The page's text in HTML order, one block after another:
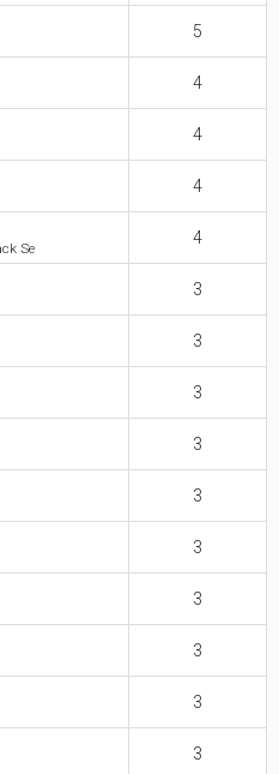
5
4
4
4
Se
4
3
3
3
3
3
3
3
3
3
3